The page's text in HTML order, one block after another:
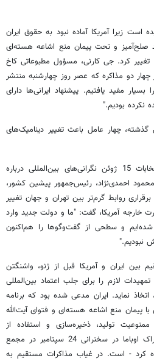
زیرا آمریکا آماده نبود به حقوق ایران
صلح‌آمیز و تحت پیمان منع اشاعه هسته‌ای
تغییر کرد. جی کارنی، مسؤول مطبوعاتی کاخ
دو مذاکره که عصر روز چهارشنبه منتشر
مفید یافتیم. پیشنهاد ایرانی‌ها دارای
نکرده بودیم."
چهار عامل باعث تغییر دینامیک‌های
اول، پیروزی حسن روحانی در انتخابات 15 ژوئن نگرانی‌های بین‌المللی درباره
احمدی‌نژاد، رئیس‌جمهور پیشین کشور،
روابط گرم‌تر بین تهران و جهان تغییر
خارجه آمریکا، گفت: "ما و دولت جدید وارد
شده‌ایم و سطحی از گفت‌وگوها را هم‌اکنون
نبودیم."
ایران و آمریکا قبل از ژنو،‌ واشنگتن
لازم را برای جلب اعتماد بین‌المللی
نماید. ایران مدعی شده بود که برنامه
پیمان منع اشاعه هسته‌ای و فتوای آیت‌الله
2005 مبنی بر ممنوعیت تولید، ذخیره‌سازی و استفاده از
تسلیحات هسته‌ای - تعهدی که باراک اوباما در سخنرانی 24 سپتامبر در مجمع
کرد - است. در غیاب مذاکرات مستقیم به